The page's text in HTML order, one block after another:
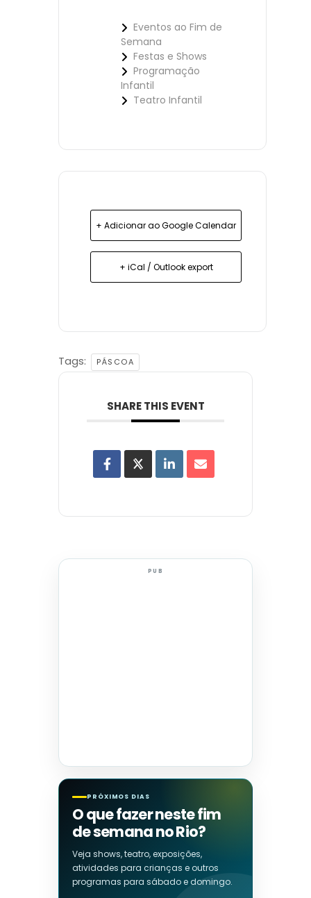
Eventos ao Fim de
Semana
Festas e Shows
Programação
Infantil
Teatro Infantil
+ Adicionar ao Google Calendar
+ iCal / Outlook export
Tags: PÁSCOA
SHARE THIS EVENT
PUB
PRÓXIMOS DIAS
O que fazer neste fim
de semana no Rio?
Veja shows, teatro, exposições,
atividades para crianças e outros
programas para sábado e domingo.